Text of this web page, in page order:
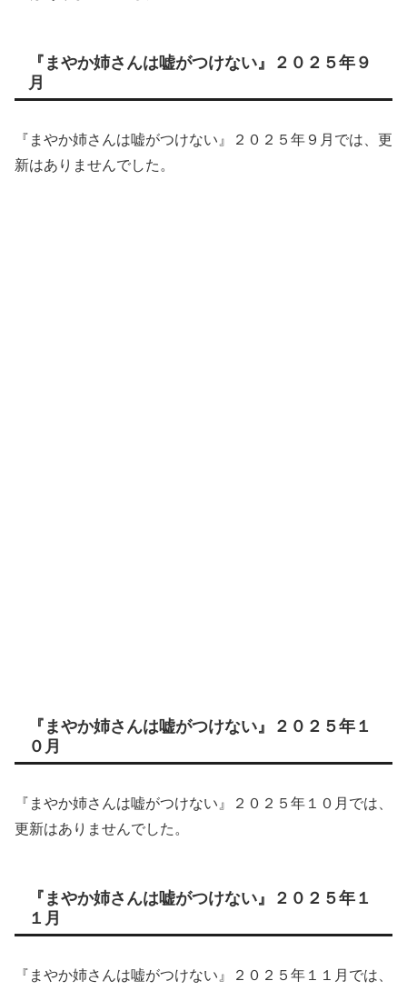
『まやか姉さんは嘘がつけない』２０２５年９
月
『まやか姉さんは嘘がつけない』２０２５年９月では、更
新はありませんでした。
『まやか姉さんは嘘がつけない』２０２５年１
０月
『まやか姉さんは嘘がつけない』２０２５年１０月では、
更新はありませんでした。
『まやか姉さんは嘘がつけない』２０２５年１
１月
『まやか姉さんは嘘がつけない』２０２５年１１月では、